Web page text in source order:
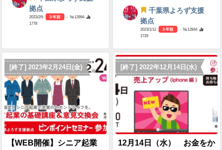
拠点
2023/2/9 3 年前
- №12994
1778
千葉県よろず支援
拠点
2023/1/12 3 年前
- №12844
1729
[終了] 2023年2月24日(金)
【WEB開催】シニア起業
[終了] 2022年12月14日(水)
12月14日（水） お金をか